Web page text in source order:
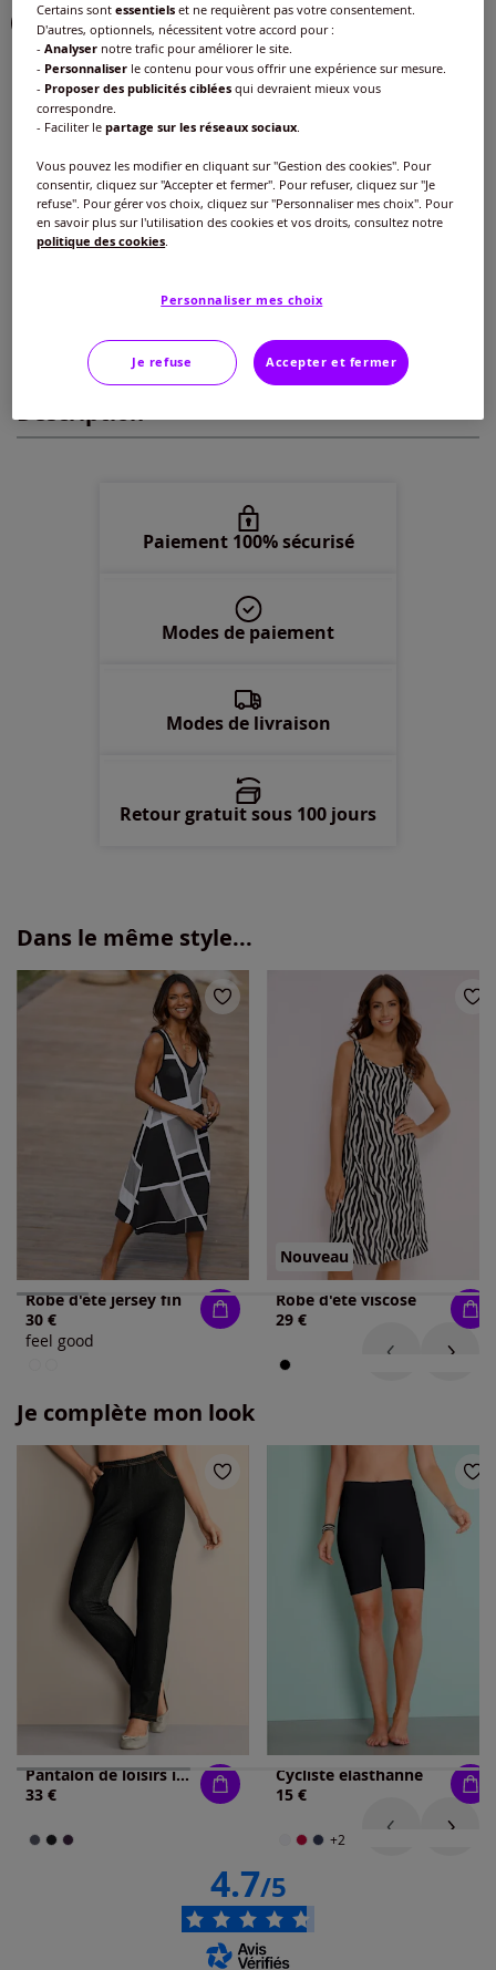
Taille :
38/40 -En stock
38/40 -En stock
42/44 -épuisé
50/52 -épuisé
54/56 -épuisé
23€
Caractéristiques
Description
Paiement 100% sécurisé
Modes de paiement
Modes de livraison
Retour gratuit sous 100 jours
Dans le même style...
Robe d'été jersey fin
30 €
feel good
Nouveau
Robe d'été viscose
29 €
Je complète mon look
Pantalon de loisirs imitation jean
33 €
Cycliste élasthanne
15 €
+2
4.7/5
Certains sontessentiels et ne requièrent pas votre consentement.
D'autres, optionnels, nécessitent votre accord pour :
-Analyser notre trafic pour améliorer le site.
- Personnaliser le contenu pour vous offrir une expérience sur mesure.
- Proposer des publicités ciblées qui devraient mieux vous
correspondre.
- Faciliter lepartage sur les réseaux sociaux.
Vous pouvez les modifier en cliquant sur "Gestion des cookies". Pour
consentir, cliquez sur "Accepter et fermer". Pour refuser, cliquez sur "Je
refuse". Pour gérer vos choix, cliquez sur "Personnaliser mes choix". Pour
en savoir plus sur l'utilisation des cookies et vos droits, consultez notre
politique des cookies.
Personnaliser mes choix
Je refuse Accepter et fermer